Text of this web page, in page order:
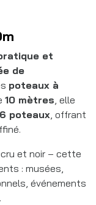
et
de
poteaux à
10 mètres, elle
6 poteaux, offrant
et noir – cette
: musées,
événements